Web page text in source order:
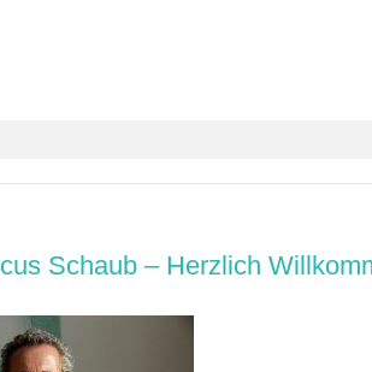
Schaub – Herzlich